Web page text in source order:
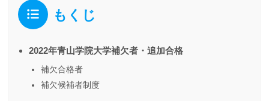
もくじ
2022年青山学院大学補欠者・追加合格
補欠合格者
補欠候補者制度